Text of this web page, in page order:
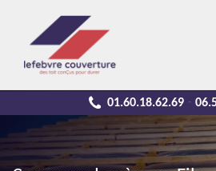
01.60.18.62.69 -